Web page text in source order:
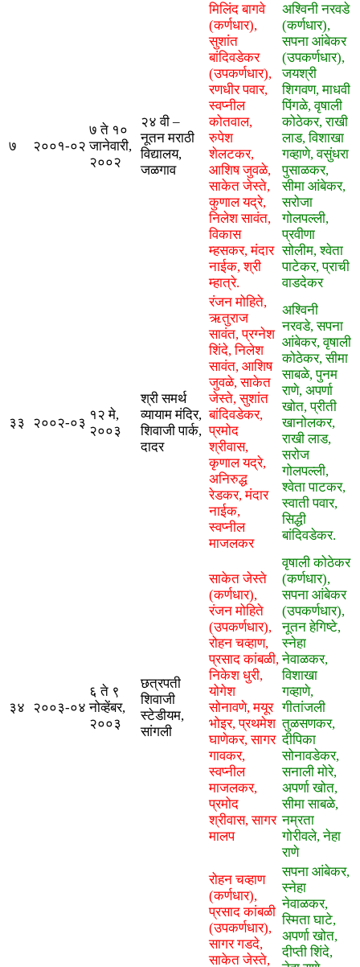
७ २००१-०२
७ ते १०
जानेवारी,
२००२
२४ वी –
नूतन मराठी
विद्यालय,
जळगाव
मिलिंद बागवे
(कर्णधार),
सुशांत
बांदिवडेकर
(उपकर्णधार),
रणधीर पवार,
स्वप्नील
कोतवाल,
रुपेश
शेलटकर,
आशिष जुवळे,
साकेत जेस्ते,
कुणाल यद्रे,
निलेश सावंत,
विकास
म्हसकर, मंदार
नाईक, श्री
म्हात्रे.
अश्विनी नरवडे
(कर्णधार),
सपना आंबेकर
(उपकर्णधार),
जयश्री
शिगवण, माधवी
पिंगळे, वृषाली
कोठेकर, राखी
लाड, विशाखा
गव्हाणे, वसुंधरा
पुसाळकर,
सीमा आंबेकर,
सरोजा
गोलपल्ली,
प्रवीणा
सोलीम, श्वेता
पाटेकर, प्राची
वाडदेकर
३३ २००२-०३
१२ मे,
२००३
श्री समर्थ
व्यायाम मंदिर,
शिवाजी पार्क,
दादर
रंजन मोहिते,
ऋतुराज
सावंत, प्रग्नेश
शिंदे, निलेश
सावंत, आशिष
जुवळे, साकेत
जेस्ते, सुशांत
बांदिवडेकर,
प्रमोद
श्रीवास,
कृणाल यद्रे,
अनिरुद्ध
रेडकर, मंदार
नाईक,
स्वप्नील
माजलकर
अश्विनी
नरवडे, सपना
आंबेकर, वृषाली
कोठेकर, सीमा
साबळे, पुनम
राणे, अपर्णा
खोत, प्रीती
खानोलकर,
राखी लाड,
सरोज
गोलपल्ली,
श्वेता पाटकर,
स्वाती पवार,
सिद्धी
बांदिवडेकर.
३४ २००३-०४
६ ते ९
नोव्हेंबर,
२००३
छत्रपती
शिवाजी
स्टेडीयम,
सांगली
साकेत जेस्ते
(कर्णधार),
रंजन मोहिते
(उपकर्णधार),
रोहन चव्हाण,
प्रसाद कांबळी,
निकेश धुरी,
योगेश
सोनावणे, मयूर
भोइर, प्रथमेश
घाणेकर, सागर
गावकर,
स्वप्नील
माजलकर,
प्रमोद
श्रीवास, सागर
मालप
वृषाली कोठेकर
(कर्णधार),
सपना आंबेकर
(उपकर्णधार),
नूतन हेगिष्टे,
स्नेहा
नेवाळकर,
विशाखा
गव्हाणे,
गीतांजली
तुळसणकर,
दीपिका
सोनावडेकर,
सनाली मोरे,
अपर्णा खोत,
सीमा साबळे,
नम्रता
गोरीवले, नेहा
राणे
रोहन चव्हाण
(कर्णधार),
प्रसाद कांबळी
(उपकर्णधार),
सागर गडदे,
साकेत जेस्ते,
सपना आंबेकर,
स्नेहा
नेवाळकर,
स्मिता घाटे,
अपर्णा खोत,
दीप्ती शिंदे,